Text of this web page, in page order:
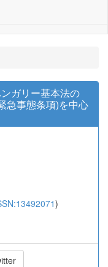
ガリー基本法の
急事態条項)を中心
)